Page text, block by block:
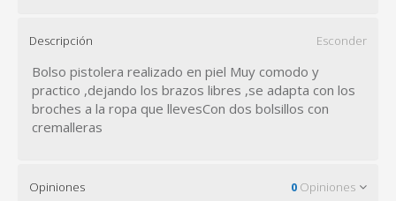
Descripción Esconder
Bolso pistolera realizado en piel Muy comodo y
practico ,dejando los brazos libres ,se adapta con los
broches a la ropa que llevesCon dos bolsillos con
cremalleras
Opiniones 0 Opiniones